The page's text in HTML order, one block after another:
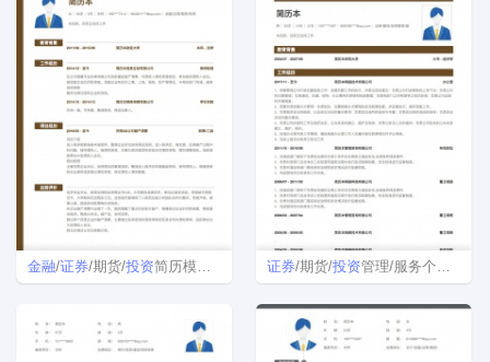
金融/证券/期货/投资简历模板表格 证券/期货/投资管理/服务个人简历模板Word格式